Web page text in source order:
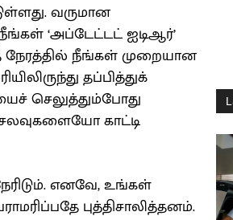
வருமான
‘அப்டேட்டட் ஐடிஆர்’
நேரத்தில் நீங்கள் முறையான
தப்பித்துக்
செலுத்தும்போது
காட்டி
எனவே, உங்கள்
புத்திசாலித்தனம்.